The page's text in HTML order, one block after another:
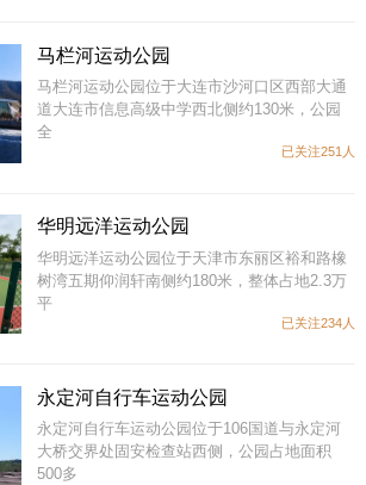
马栏河运动公园
马栏河运动公园位于大连市沙河口区西部大通
道大连市信息高级中学西北侧约130米，公园
全
已关注251人
华明远洋运动公园
华明远洋运动公园位于天津市东丽区裕和路橡
树湾五期仰润轩南侧约180米，整体占地2.3万
平
已关注234人
永定河自行车运动公园
永定河自行车运动公园位于106国道与永定河
大桥交界处固安检查站西侧，公园占地面积
500多